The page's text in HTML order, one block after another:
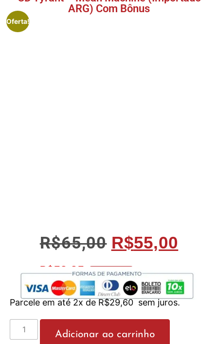
ARG) Com Bônus
Oferta!
R$65,00 R$55,00
R$52,25 No Pix 5% OFF
Parcele em até 2x deR$29,60 sem juros.
Adicionar ao carrinho